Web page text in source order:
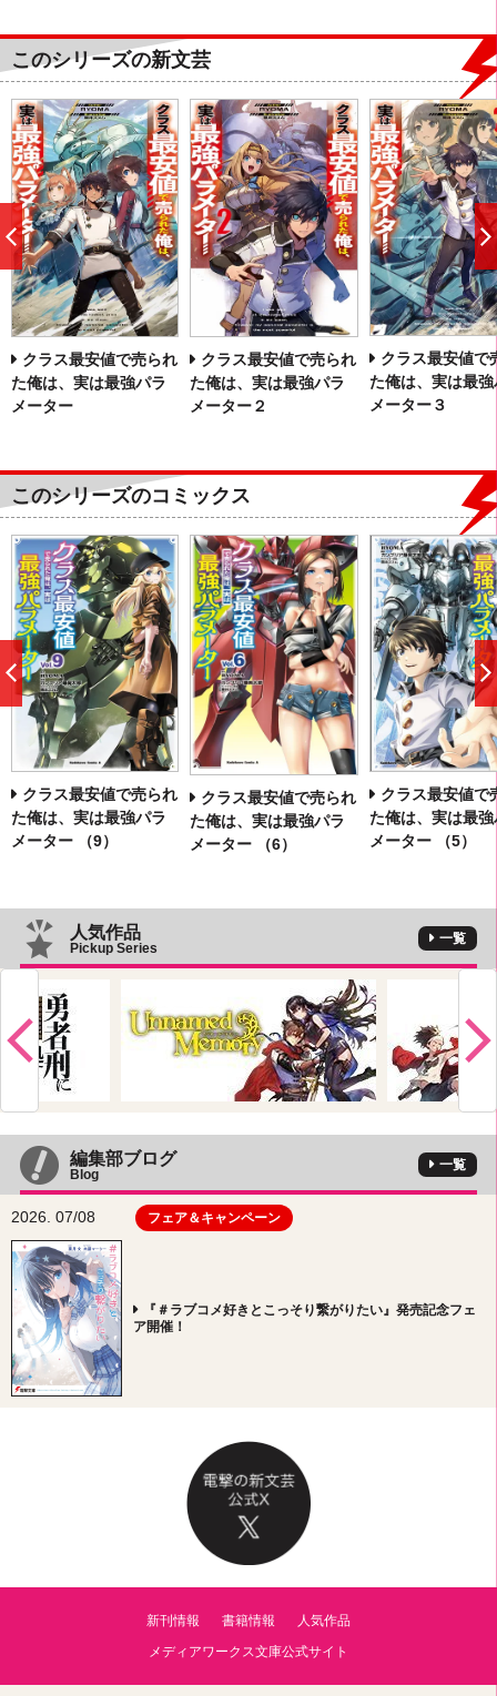
このシリーズの新文芸
クラス最安値で売られ
た俺は、実は最強パラ
メーター
クラス最安値で売られ
た俺は、実は最強パラ
メーター２
クラス最安値で
た俺は、実は最強
メーター３
前
へ
このシリーズのコミックス
クラス最安値で売られ
た俺は、実は最強パラ
メーター （9）
クラス最安値で売られ
た俺は、実は最強パラ
メーター （6）
クラス最安値で
た俺は、実は最強
メーター （5）
前
人気作品
Pickup Series
一覧
編集部ブログ
Blog
一覧
2026. 07/08 フェア＆キャンペーン
『＃ラブコメ好きとこっそり繋がりたい』発売記念フェ
ア開催！
新刊情報 書籍情報
人気作品
メディアワークス文庫公式サイト